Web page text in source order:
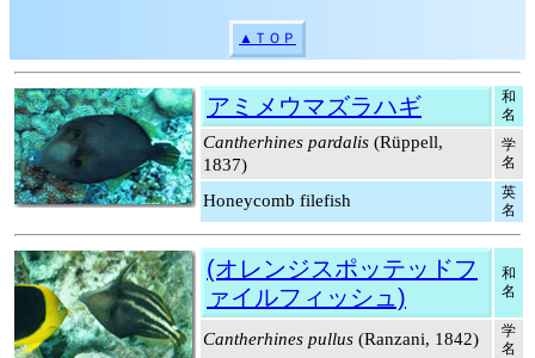
▲ＴＯＰ
アミメウマズラハギ
和
名
Cantherhines pardalis (Rüppell,
1837)
学
名
Honeycomb filefish
英
名
(オレンジスポッテッドフ
ァイルフィッシュ)
和
名
Cantherhines pullus (Ranzani, 1842)
学
名